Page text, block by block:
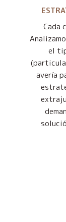
Cada
el
avería